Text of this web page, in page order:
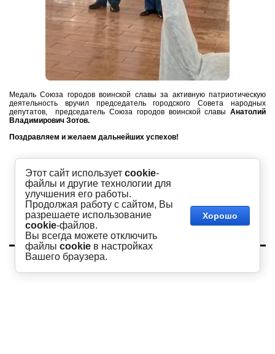
Медаль Союза городов воинской славы за активную патриотическую
деятельность вручил председатель городского Совета народных
депутатов, председатель Союза городов воинской славы Анатолий
Владимирович Зотов.
Поздравляем и желаем дальнейших успехов!
Copyright © 2016 - 2026
Этот сайт использует cookie-
файлы и другие технологии для
улучшения его работы.
Продолжая работу с сайтом, Вы
разрешаете использование
cookie-файлов.
Вы всегда можете отключить
файлы cookie в настройках
Вашего браузера.
Хорошо